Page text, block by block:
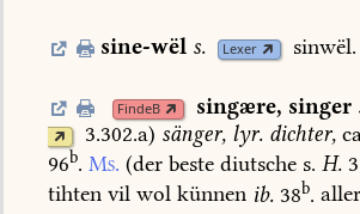
sine-wël s. Lexer sinwël.
FindeB singære, singer
3.302.a) sänger,lyr.dichter,
96b. Ms. (der beste diutsche s. H.
tihten vil wol künnen ib. 38b.